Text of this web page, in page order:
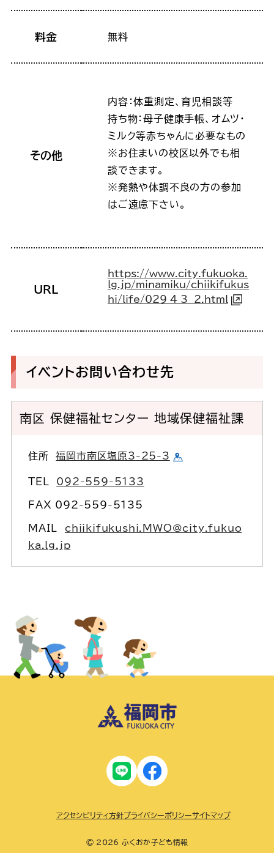
料金 無料
その他
内容：体重測定、育児相談等
持ち物：母子健康手帳、オムツ・
ミルク等赤ちゃんに必要なもの
※お住まいの校区以外でも相
談できます。
※発熱や体調不良の方の参加
はご遠慮下さい。
URL
https://www.city.fukuoka.
lg.jp/minamiku/chiikifukus
hi/life/029_4_3__2.html
イベントお問い合わせ先
南区 保健福祉センター 地域保健福祉課
住所福岡市南区塩原3-25-3
TEL 092-559-5133
FAX 092-559-5135
MAIL chiikifukushi.MWO@city.fukuo
ka.lg.jp
© 2026 ふくおか子ども情報
アクセシビリティ方針プライバシーポリシーサイトマップ